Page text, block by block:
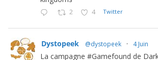
2 4 Twitter
Dystopeek @dystopeek · 4 Juin
La campagne #Gamefound de